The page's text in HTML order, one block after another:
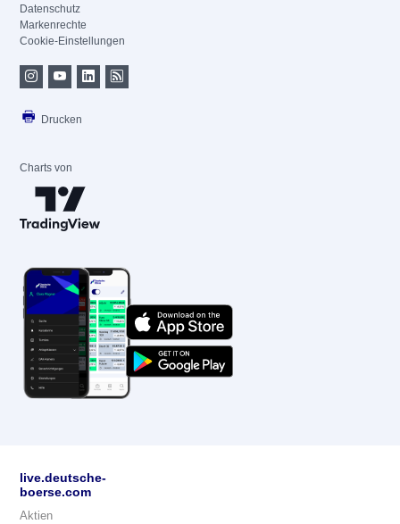
Datenschutz
Markenrechte
Cookie-Einstellungen
Drucken
Charts von
live.deutsche-
boerse.com
Aktien